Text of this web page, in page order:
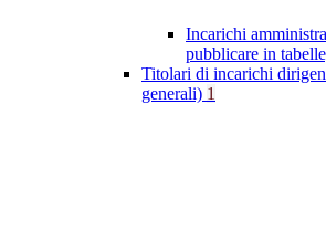
Incarichi
pubblicare in
Titolari di incarichi
generali) 1